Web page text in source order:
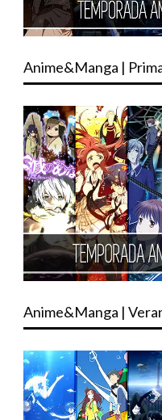
Anime&Manga |
Anime&Manga |